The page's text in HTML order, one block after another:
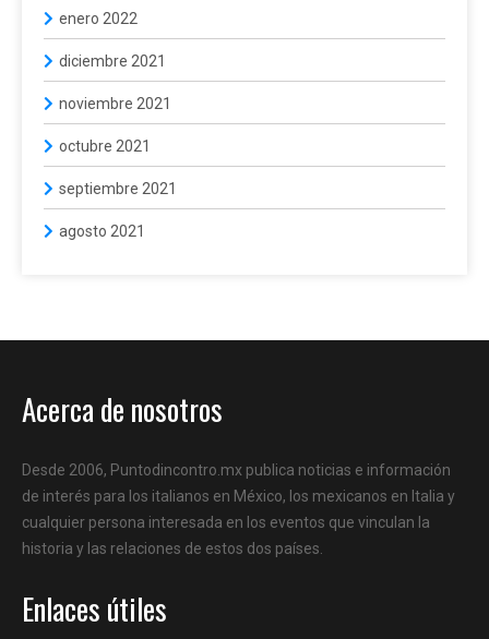
enero 2022
diciembre 2021
noviembre 2021
octubre 2021
septiembre 2021
agosto 2021
Acerca de nosotros
Desde 2006, Puntodincontro.mx publica noticias e información
de interés para los italianos en México, los mexicanos en Italia y
cualquier persona interesada en los eventos que vinculan la
historia y las relaciones de estos dos países.
Enlaces útiles